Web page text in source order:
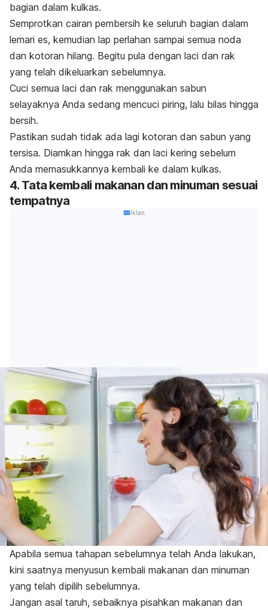
bagian dalam kulkas.
Semprotkan cairan pembersih ke seluruh bagian dalam
lemari es, kemudian lap perlahan sampai semua noda
dan kotoran hilang. Begitu pula dengan laci dan rak
yang telah dikeluarkan sebelumnya.
Cuci semua laci dan rak menggunakan sabun
selayaknya Anda sedang mencuci piring, lalu bilas hingga
bersih.
Pastikan sudah tidak ada lagi kotoran dan sabun yang
tersisa. Diamkan hingga rak dan laci kering sebelum
Anda memasukkannya kembali ke dalam kulkas.
4. Tata kembali makanan dan minuman sesuai
tempatnya
Iklan
Apabila semua tahapan sebelumnya telah Anda lakukan,
kini saatnya menyusun kembali makanan dan minuman
yang telah dipilih sebelumnya.
Jangan asal taruh, sebaiknya pisahkan makanan dan